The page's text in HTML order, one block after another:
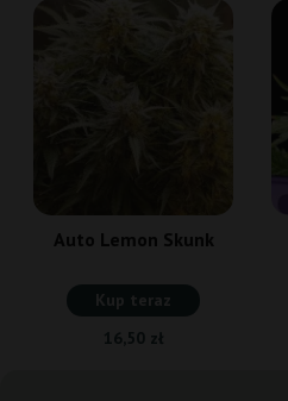
Auto Lemon Skunk
Kup teraz
16,50 zł